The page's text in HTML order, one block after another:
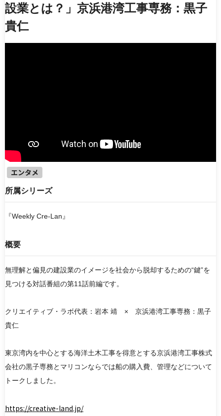
夢追い人応援プロジェクト
エンタメ
ドラマ・映画
企業紹介
製品・技術紹介
『Weekly Cre-Lan』
TOKYO MX『ももいろインフラーZ』
ウシワカ−日本のインフラを守る技能者たちの挑戦−
並び順
新着動画
検索
リセット
設業とは？」京浜港湾工事専務：黒子
貴仁
エンタメ
所属シリーズ
『Weekly Cre-Lan』
概要
無理解と偏見の建設業のイメージを社会から脱却するための“鍵”を
見つける対話番組の第11話前編です。
クリエイティブ・ラボ代表：岩本 靖 × 京浜港湾工事専務：黒子
貴仁
東京湾内を中心とする海洋土木工事を得意とする京浜港湾工事株式
会社の黒子専務とマリコンならでは船の購入費、管理などについて
トークしました。
https://creative-land.jp/